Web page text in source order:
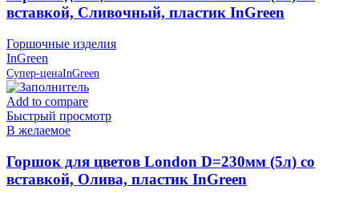
вставкой, Сливочный, пластик InGreen
Горшочные изделия
InGreen
Супер-ценаInGreen
Add to compare
Быстрый просмотр
В желаемое
Горшок для цветов London D=230мм (5л) со
вставкой, Олива, пластик InGreen